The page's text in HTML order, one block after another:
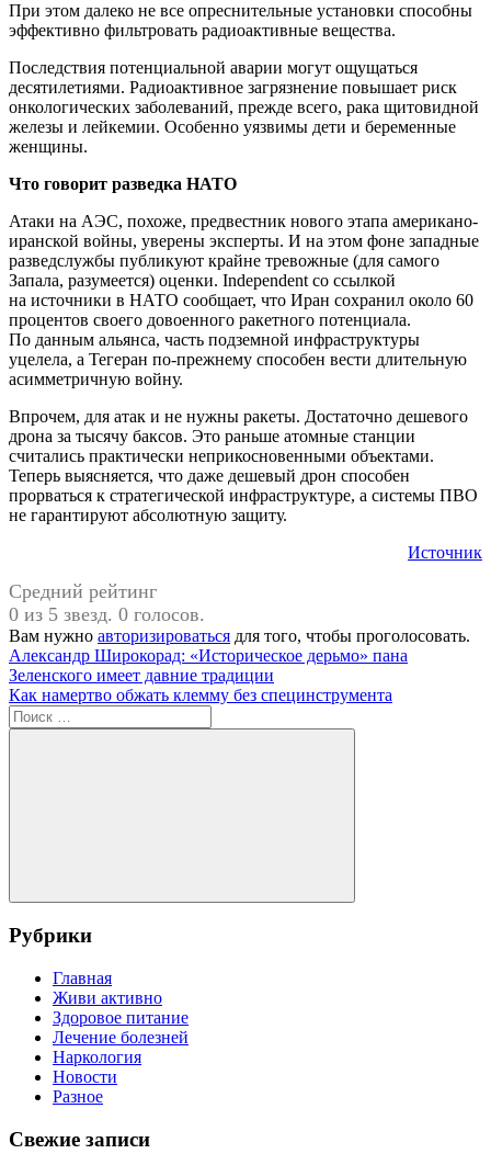
При этом далеко не все опреснительные установки способны
эффективно фильтровать радиоактивные вещества.
Последствия потенциальной аварии могут ощущаться
десятилетиями. Радиоактивное загрязнение повышает риск
онкологических заболеваний, прежде всего, рака щитовидной
железы и лейкемии. Особенно уязвимы дети и беременные
женщины.
Что говорит разведка НАТО
Атаки на АЭС, похоже, предвестник нового этапа американо-
иранской войны, уверены эксперты. И на этом фоне западные
разведслужбы публикуют крайне тревожные (для самого
Запала, разумеется) оценки. Independent со ссылкой
на источники в НАТО сообщает, что Иран сохранил около 60
процентов своего довоенного ракетного потенциала.
По данным альянса, часть подземной инфраструктуры
уцелела, а Тегеран по-прежнему способен вести длительную
асимметричную войну.
Впрочем, для атак и не нужны ракеты. Достаточно дешевого
дрона за тысячу баксов. Это раньше атомные станции
считались практически неприкосновенными объектами.
Теперь выясняется, что даже дешевый дрон способен
прорваться к стратегической инфраструктуре, а системы ПВО
не гарантируют абсолютную защиту.
Источник
Средний рейтинг
0 из 5 звезд. 0 голосов.
Вам нужно авторизироваться для того, чтобы проголосовать.
#Атака
на
АЭС
Навигация
по
записям
Предыдущая
запись:
Александр Широкорад: «Историческое дерьмо» пана
Зеленского имеет давние традиции
Следующая
запись:
Как намертво обжать клемму без специнструмента
Поиск
для:
Поиск
Рубрики
Главная
Живи активно
Здоровое питание
Лечение болезней
Наркология
Новости
Разное
Свежие записи